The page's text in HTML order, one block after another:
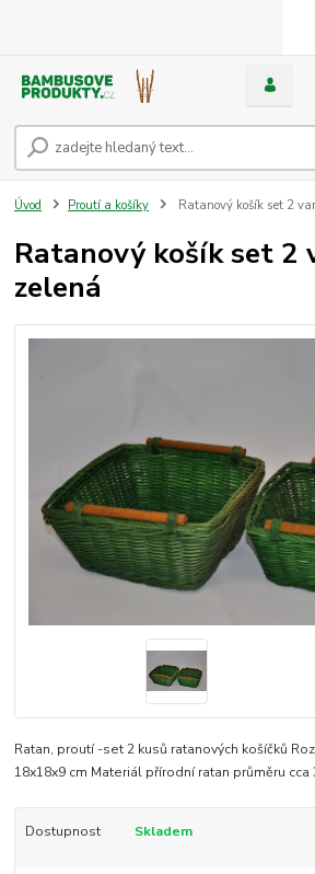
Úvod Proutí a košíky Ratanový košík set 2
Ratanový košík set 2
zelená
Ratan, proutí -set 2 kusů ratanových košíčků
18x18x9 cm Materiál přírodní ratan průměru cca
Dostupnost Skladem